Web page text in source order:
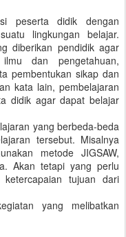
peserta didik dengan
lingkungan belajar.
diberikan pendidik agar
dan pengetahuan,
pembentukan sikap dan
kata lain, pembelajaran
didik agar dapat belajar
yang berbeda-beda
tersebut. Misalnya
metode JIGSAW,
Akan tetapi yang perlu
tujuan dari
yang melibatkan